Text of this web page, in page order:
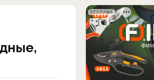
РЕКЛАМА